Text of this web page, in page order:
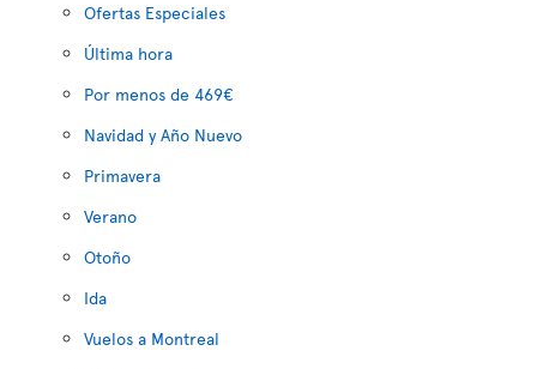
Ofertas Especiales
Última hora
Por menos de 469€
Navidad y Año Nuevo
Primavera
Verano
Otoño
Ida
Vuelos a Montreal